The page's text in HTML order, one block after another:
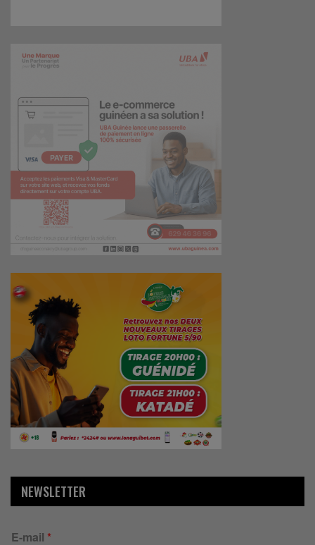
NEWSLETTER
E-mail *